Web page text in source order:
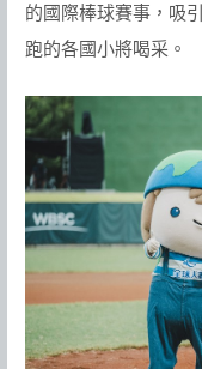
的國際棒球賽事，吸
跑的各國小將喝采。